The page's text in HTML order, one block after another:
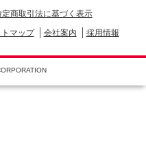
定商取引法に基づく表示
マップ 会社案内 採用情報